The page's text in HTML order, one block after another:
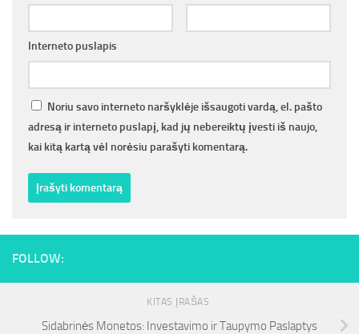
Interneto puslapis
Noriu savo interneto naršyklėje išsaugoti vardą, el. pašto
adresą ir interneto puslapį, kad jų nebereiktų įvesti iš naujo,
kai kitą kartą vėl norėsiu parašyti komentarą.
FOLLOW:
KITAS ĮRAŠAS
Sidabrinės Monetos: Investavimo ir Taupymo Paslaptys